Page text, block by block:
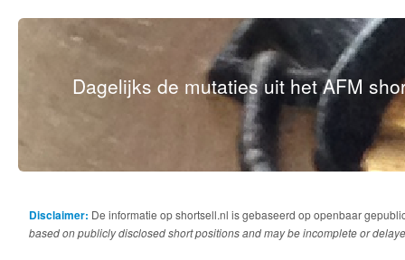
Dagelijks de mutaties uit het AFM
Disclaimer: De informatie op shortsell.nl is gebaseerd op openbaar
based on publicly disclosed short positions and may be incomplete or